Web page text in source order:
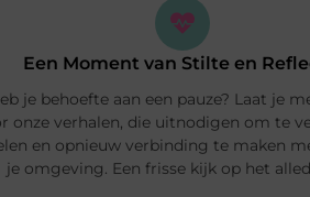
Een Moment van Stilte en
je behoefte aan een pauze? Laat je
onze verhalen, die uitnodigen om te
en opnieuw verbinding te maken
je omgeving. Een frisse kijk op het